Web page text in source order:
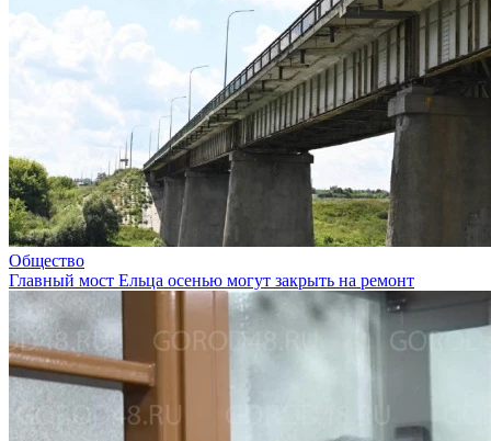
Общество
Главный мост Ельца осенью могут закрыть на ремонт